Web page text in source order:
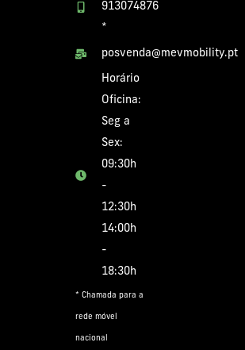
913074876
*
posvenda@mevmobility.pt
Horário
Oficina:
Seg a
Sex:
09:30h
-
12:30h
14:00h
-
18:30h
* Chamada para a
rede móvel
nacional